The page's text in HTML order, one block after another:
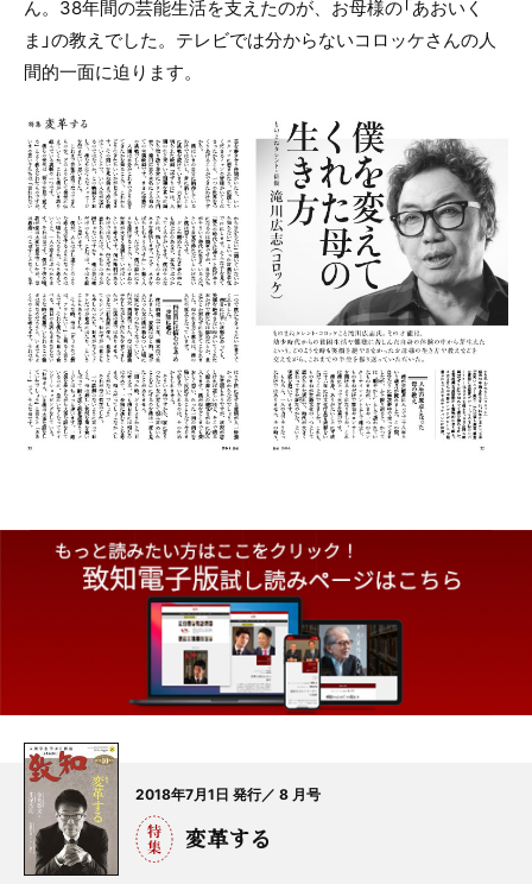
ん。38年間の芸能生活を支えたのが、お母様の「あおいく
ま」の教えでした。テレビでは分からないコロッケさんの人
間的一面に迫ります。
2018年7月1日 発行／ 8 月号
変革する